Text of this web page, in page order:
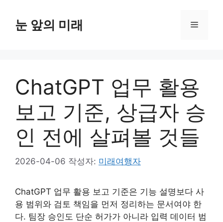
눈 앞의 미래 메
ChatGPT 업무 활용
보고 기준, 상급자 승
인 전에 살펴볼 것들
2026-04-06 작성자: 미래여행자
ChatGPT 업무 활용 보고 기준은 기능 설명보다 사
용 범위와 검토 책임을 먼저 정리하는 문서여야 한
다. 팀장 승인도 단순 허가가 아니라 입력 데이터 범